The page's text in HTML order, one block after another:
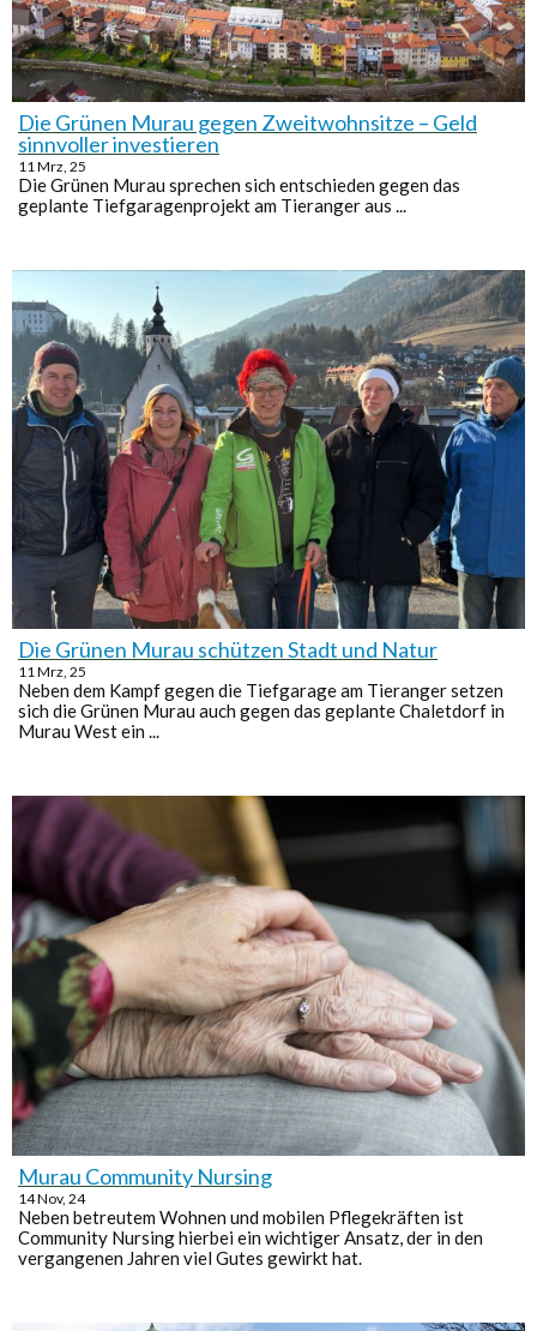
Die Grünen Murau gegen Zweitwohnsitze – Geld
sinnvoller investieren
11 Mrz, 25
Die Grünen Murau sprechen sich entschieden gegen das
geplante Tiefgaragenprojekt am Tieranger aus ...
Die Grünen Murau schützen Stadt und Natur
11Mrz, 25
Neben dem Kampf gegen die Tiefgarage am Tieranger setzen
sich die Grünen Murau auch gegen das geplante Chaletdorf in
Murau West ein ...
Murau Community Nursing
14Nov, 24
Neben betreutem Wohnen und mobilen Pflegekräften ist
Community Nursing hierbei ein wichtiger Ansatz, der in den
vergangenen Jahren viel Gutes gewirkt hat.